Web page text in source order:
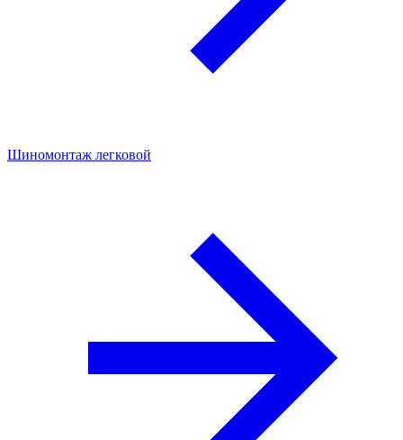
Шиномонтаж легковой